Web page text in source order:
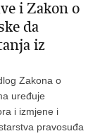
i Zakon o
da
iz
Zakona o
uređuje
i izmjene i
pravosuđa